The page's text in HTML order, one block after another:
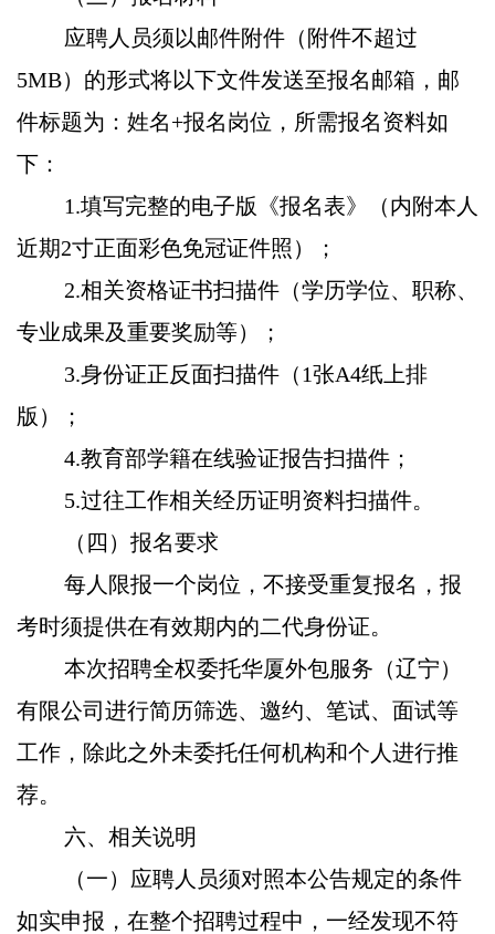
应聘人员须以邮件附件（附件不超过
5MB）的形式将以下文件发送至报名邮箱，邮
件标题为：姓名+报名岗位，所需报名资料如
下：
1.填写完整的电子版《报名表》（内附本人
近期2寸正面彩色免冠证件照）；
2.相关资格证书扫描件（学历学位、职称、
专业成果及重要奖励等）；
3.身份证正反面扫描件（1张A4纸上排
版）；
4.教育部学籍在线验证报告扫描件；
5.过往工作相关经历证明资料扫描件。
（四）报名要求
每人限报一个岗位，不接受重复报名，报
考时须提供在有效期内的二代身份证。
本次招聘全权委托华厦外包服务（辽宁）
有限公司进行简历筛选、邀约、笔试、面试等
工作，除此之外未委托任何机构和个人进行推
荐。
六、相关说明
（一）应聘人员须对照本公告规定的条件
如实申报，在整个招聘过程中，一经发现不符